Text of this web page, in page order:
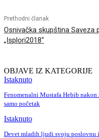
Prethodni članak
Osnivačka skupština Saveza
„Isplori2018“
OBJAVE IZ KATEGORIJE
Istaknuto
Fenomenalni Mustafa Hebib nakon
samo početak
Istaknuto
Devet mladih ljudi svoju poslovnu